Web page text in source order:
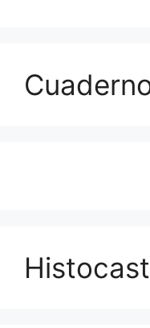
Histocast